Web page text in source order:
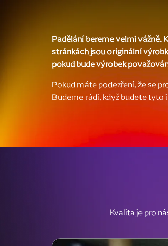
Padělání bereme velmi vážně.
stránkách jsou originální
pokud bude výrobek
Pokud máte podezření, že se
Budeme rádi, když budete tyto
Kvalita je pro